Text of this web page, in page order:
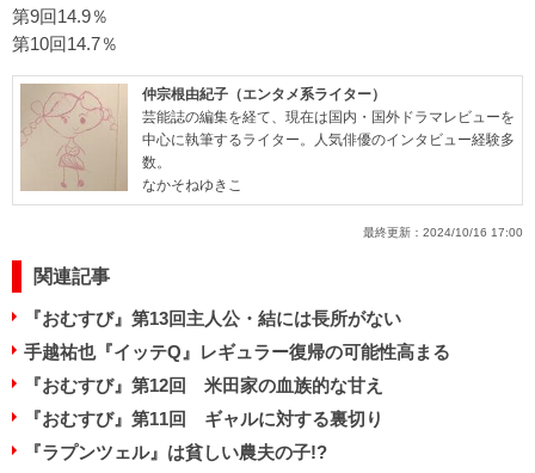
第9回14.9％
第10回14.7％
仲宗根由紀子（エンタメ系ライター）
芸能誌の編集を経て、現在は国内・国外ドラマレビューを
中心に執筆するライター。人気俳優のインタビュー経験多
数。
なかそねゆきこ
最終更新： 2024/10/16 17:00
関連記事
『おむすび』第13回主人公・結には長所がない
手越祐也『イッテQ』レギュラー復帰の可能性高まる
『おむすび』第12回 米田家の血族的な甘え
『おむすび』第11回 ギャルに対する裏切り
『ラプンツェル』は貧しい農夫の子!?